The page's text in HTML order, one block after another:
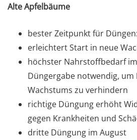
Alte Apfelbäume
bester Zeitpunkt für
erleichtert Start in neue
höchster Nahrstoffbedarf
Düngergabe notwendig, um
Wachstums zu verhindern
richtige Düngung erhöht
gegen Krankheiten und
dritte Düngung im August